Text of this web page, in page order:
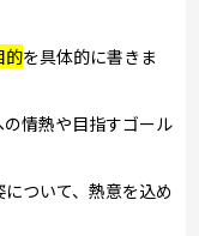
的を具体的に書きま
情熱や目指すゴール
ついて、熱意を込め